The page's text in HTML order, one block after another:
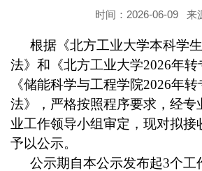
时间：2026-06-09 来
根据《北方工业大学本科学
法》和《北方工业大学2026年转
《储能科学与工程学院2026年转
法》，严格按照程序要求，经专
业工作领导小组审定，现对拟接
予以公示。
公示期自本公示发布起3个工